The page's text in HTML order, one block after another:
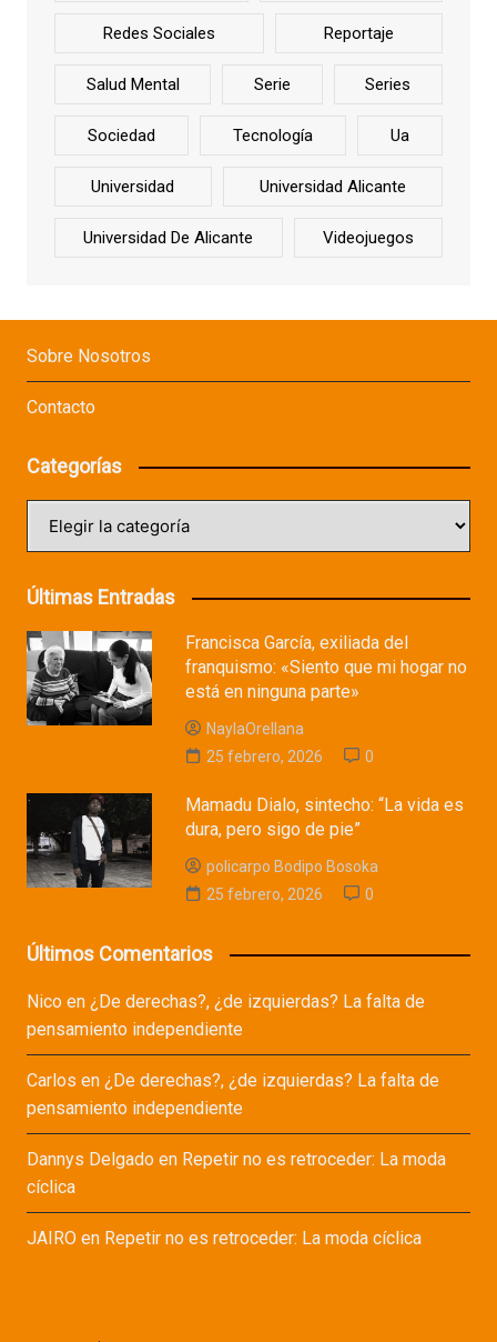
Redes Sociales Reportaje
Salud Mental Serie Series
Sociedad Tecnología Ua
Universidad Universidad Alicante
Universidad De Alicante Videojuegos
Sobre Nosotros
Contacto
Categorías
Últimas Entradas
Francisca García, exiliada del
franquismo: «Siento que mi hogar no
está en ninguna parte»
NaylaOrellana
25 febrero, 2026
0
Mamadu Dialo, sintecho: “La vida es
dura, pero sigo de pie”
policarpo Bodipo Bosoka
25 febrero, 2026
0
Últimos Comentarios
Nicoen ¿De derechas?, ¿de izquierdas? La falta de
pensamiento independiente
Carlos en ¿De derechas?, ¿de izquierdas? La falta de
pensamiento independiente
Dannys Delgadoen Repetir no es retroceder: La moda
cíclica
JAIROen Repetir no es retroceder: La moda cíclica